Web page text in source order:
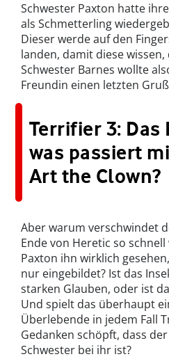
Schwester Paxton hatte
als Schmetterling
Dieser werde auf den
landen, damit diese wissen,
Schwester Barnes wollte
Freundin einen letzten
Terrifier 3:
was passiert
Art the Clown?
Aber warum verschwindet
Ende von Heretic so
Paxton ihn wirklich
nur eingebildet? Ist das
starken Glauben, oder ist
Und spielt das überhaupt
Überlebende in jedem Fall
Gedanken schöpft, dass
Schwester bei ihr ist?